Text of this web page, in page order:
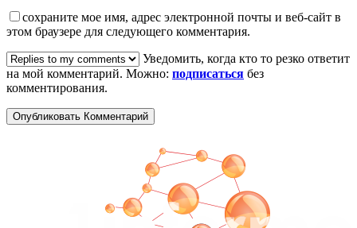
сохраните мое имя, адрес электронной почты и веб-сайт в
этом браузере для следующего комментария.
Уведомить, когда кто то резко ответит
на мой комментарий. Можно: подписаться без
комментирования.